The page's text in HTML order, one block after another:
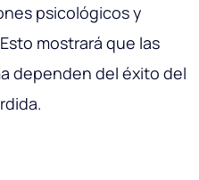
psicológicos y
mostrará que las
dependen del éxito del